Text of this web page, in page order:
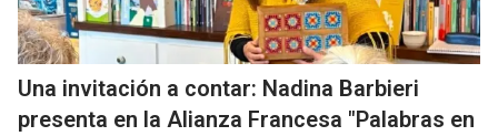
Una invitación a contar: Nadina Barbieri
presenta en la Alianza Francesa "Palabras en